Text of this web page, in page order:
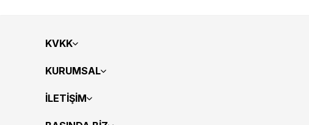
KVKK
KURUMSAL
İLETİŞİM